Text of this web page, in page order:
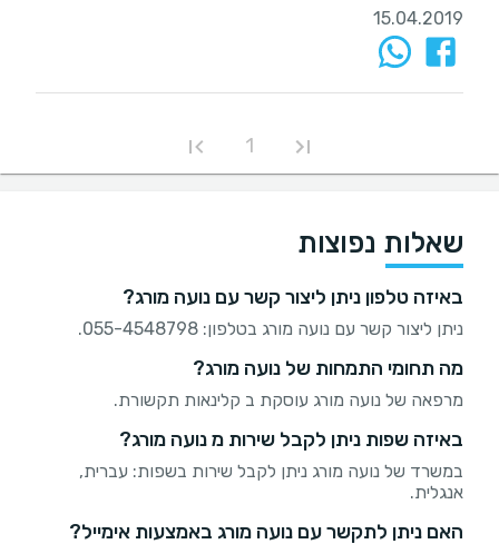
15.04.2019
1
שאלות נפוצות
באיזה טלפון ניתן ליצור קשר עם נועה מורג?
ניתן ליצור קשר עם נועה מורג בטלפון: 055-4548798.
מה תחומי התמחות של נועה מורג?
מרפאה של נועה מורג עוסקת ב קלינאות תקשורת.
באיזה שפות ניתן לקבל שירות מ נועה מורג?
במשרד של נועה מורג ניתן לקבל שירות בשפות: עברית,
אנגלית.
האם ניתן לתקשר עם נועה מורג באמצעות אימייל?